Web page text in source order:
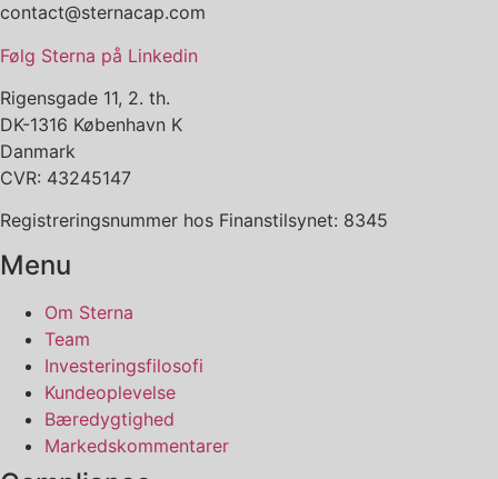
contact@sternacap.com
Følg Sterna på Linkedin
Rigensgade 11, 2. th.
DK-1316 København K
Danmark
CVR: 43245147
Registreringsnummer hos Finanstilsynet: 8345
Menu
Om Sterna
Team
Investeringsfilosofi
Kundeoplevelse
Bæredygtighed
Markedskommentarer